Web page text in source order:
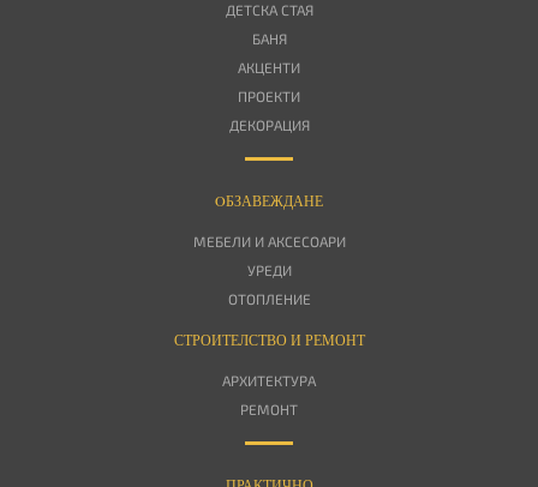
ДЕТСКА СТАЯ
БАНЯ
АКЦЕНТИ
ПРОЕКТИ
ДЕКОРАЦИЯ
OБЗАВЕЖДАНЕ
МЕБЕЛИ И АКСЕСОАРИ
УРЕДИ
ОТОПЛЕНИЕ
СТРОИТЕЛСТВО И РЕМОНТ
АРХИТЕКТУРА
РЕМОНТ